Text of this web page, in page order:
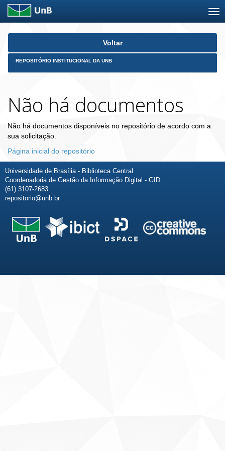
Skip
Voltar
REPOSITÓRIO INSTITUCIONAL DA UNB
Não há documentos
Não há documentos disponíveis no repositório de acordo com a
sua solicitação.
Página inicial do repositório
Universidade de Brasília - Biblioteca Central
Coordenadoria de Gestão da Informação Digital - GID
(61) 3107-2683
repositorio@unb.br